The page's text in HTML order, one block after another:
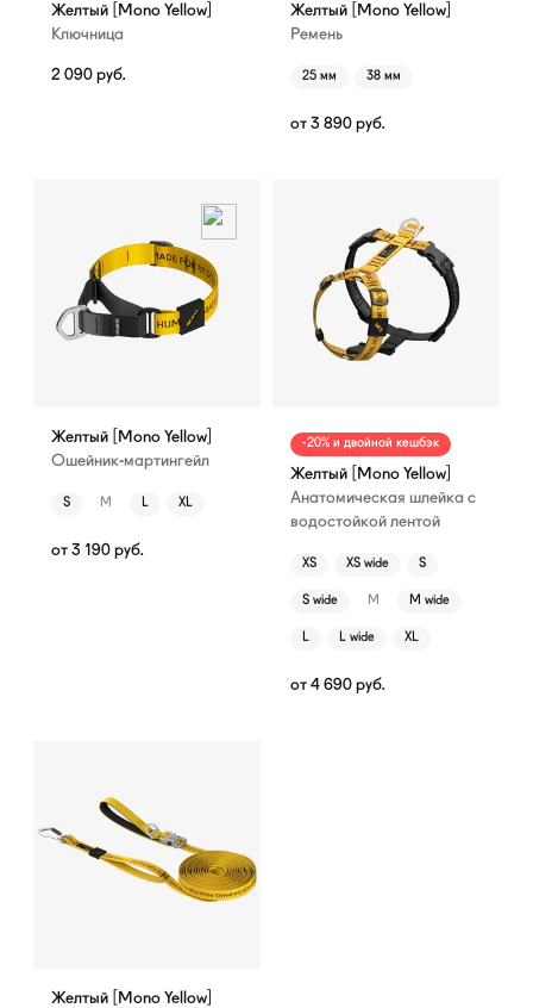
Желтый [Mono Yellow]
Ключница
2 090 руб.
Желтый [Mono Yellow]
Ремень
25 мм 38 мм
от 3 890 руб.
Желтый [Mono Yellow]
Ошейник-мартингейл
S M L XL
от 3 190 руб.
-20% и двойной кешбэк
Желтый [Mono Yellow]
Анатомическая шлейка с
водостойкой лентой
XS XS wide S
S wide M M wide
L L wide XL
от 4 690 руб.
Желтый [Mono Yellow]